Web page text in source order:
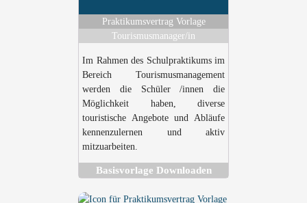
Praktikumsvertrag Vorlage
Tourismusmanager/in
Im Rahmen des Schulpraktikums im
Bereich Tourismusmanagement
werden die Schüler /innen die
Möglichkeit haben, diverse
touristische Angebote und Abläufe
kennenzulernen und aktiv
mitzuarbeiten.
Basisvorlage Downloaden